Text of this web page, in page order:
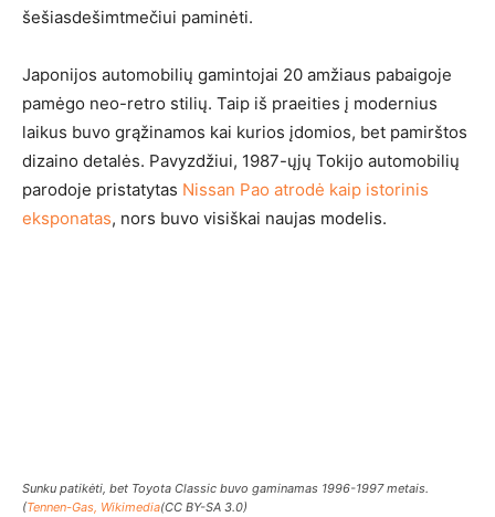
šešiasdešimtmečiui paminėti.
Japonijos automobilių gamintojai 20 amžiaus pabaigoje
pamėgo neo-retro stilių. Taip iš praeities į modernius
laikus buvo grąžinamos kai kurios įdomios, bet pamirštos
dizaino detalės. Pavyzdžiui, 1987-ųjų Tokijo automobilių
parodoje pristatytas Nissan Pao atrodė kaip istorinis
eksponatas, nors buvo visiškai naujas modelis.
Sunku patikėti, bet Toyota Classic buvo gaminamas 1996-1997 metais.
(Tennen-Gas, Wikimedia(CC BY-SA 3.0)